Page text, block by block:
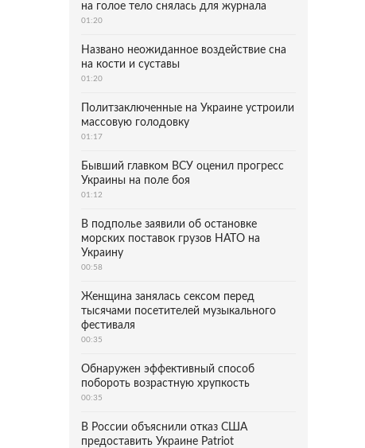
на голое тело снялась для журнала
01:20
Названо неожиданное воздействие сна
на кости и суставы
01:20
Политзаключенные на Украине устроили
массовую голодовку
01:17
Бывший главком ВСУ оценил прогресс
Украины на поле боя
01:12
В подполье заявили об остановке
морских поставок грузов НАТО на
Украину
00:58
Женщина занялась сексом перед
тысячами посетителей музыкального
фестиваля
00:35
Обнаружен эффективный способ
побороть возрастную хрупкость
00:35
В России объяснили отказ США
предоставить Украине Patriot